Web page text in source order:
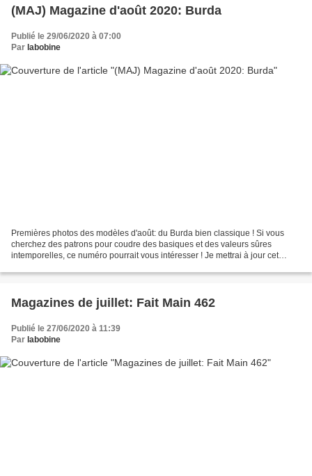
(MAJ) Magazine d'août 2020: Burda
Publié le 29/06/2020 à 07:00
Par labobine
Premières photos des modèles d'août: du Burda bien classique ! Si vous
cherchez des patrons pour coudre des basiques et des valeurs sûres
intemporelles, ce numéro pourrait vous intéresser ! Je mettrai à jour cet
Magazines de juillet: Fait Main 462
Publié le 27/06/2020 à 11:39
Par labobine